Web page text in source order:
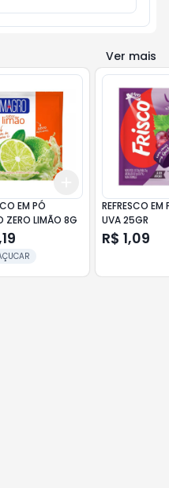
Ver mais
10 5 +10
Add
EM PÓ
ZERO LIMÃO 8G
REFRESCO EM
UVA 25GR
R$ 1,09